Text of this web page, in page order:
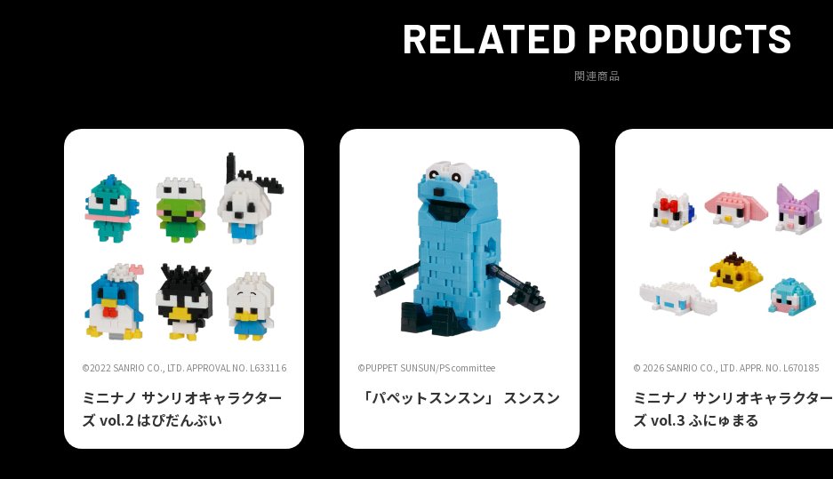
RELATED PRODUCTS
関連商品
©2022 SANRIO CO., LTD. APPROVAL NO. L633116
ミニナノ サンリオキャラクター
ズ vol.2 はぴだんぶい
©PUPPET SUNSUN/PS committee
「パペットスンスン」 スンスン
© 2026 SANRIO CO., LTD. APPR. NO. L670185
ミニナノ サンリオキャラクター
ズ vol.3 ふにゅまる